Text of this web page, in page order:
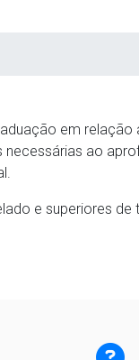
em
ao
e superiores de